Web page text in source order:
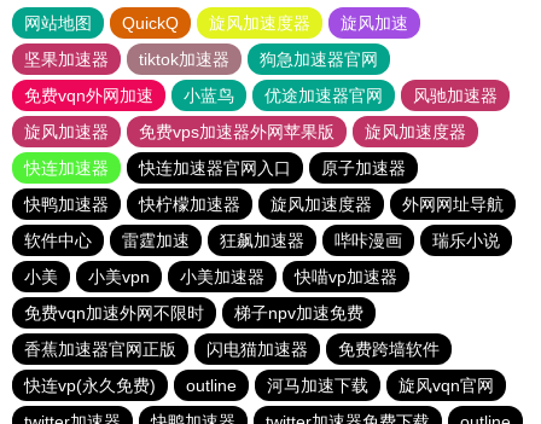
网站地图 QuickQ 旋风加速度器
旋风加速
坚果加速器
tiktok加速器
狗急加速器官网
免费vqn外网加速
小蓝鸟 优途加速器官网
风驰加速器
旋风加速器
免费vps加速器外网苹果版
旋风加速度器
快连加速器
快连加速器官网入口
原子加速器
快鸭加速器
快柠檬加速器 旋风加速度器
外网网址导航
软件中心
雷霆加速 狂飙加速器 哔咔漫画
瑞乐小说
小美
小美vpn 小美加速器
快喵vp加速器
免费vqn加速外网不限时
梯子npv加速免费
香蕉加速器官网正版
闪电猫加速器
免费跨墙软件
快连vp(永久免费)
outline 河马加速下载
旋风vqn官网